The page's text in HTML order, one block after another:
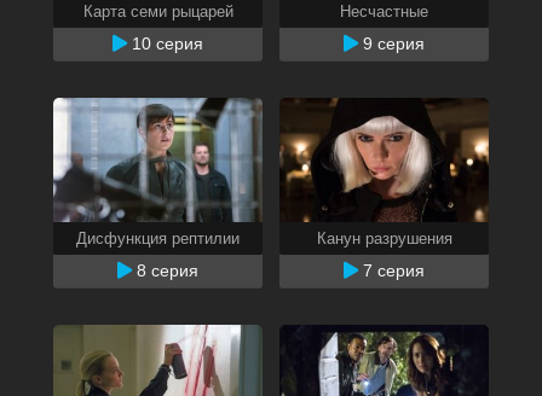
Карта семи рыцарей
10 серия
Несчастные
9 серия
Дисфункция рептилии
8 серия
Канун разрушения
7 серия